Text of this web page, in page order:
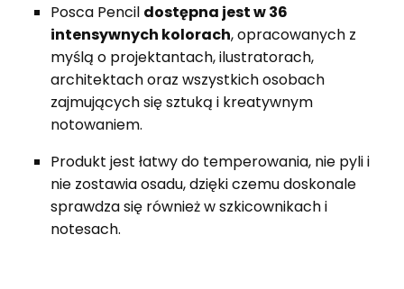
Posca Pencil dostępna jest w 36
intensywnych kolorach, opracowanych z
myślą o projektantach, ilustratorach,
architektach oraz wszystkich osobach
zajmujących się sztuką i kreatywnym
notowaniem.
Produkt jest łatwy do temperowania, nie pyli i
nie zostawia osadu, dzięki czemu doskonale
sprawdza się również w szkicownikach i
notesach.